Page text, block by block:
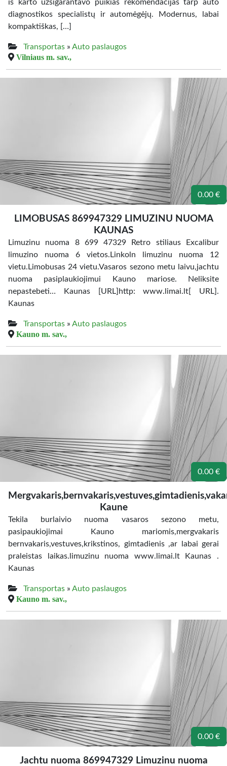
iš karto užsigarantavo puikias rekomendacijas tarp auto
diagnostikos specialistų ir automėgėjų. Modernus, labai
kompaktiškas, […]
Transportas » Auto paslaugos
Vilniaus m. sav.,
0.00 €
LIMOBUSAS 869947329 LIMUZINU NUOMA
KAUNAS
Limuzinu nuoma 8 699 47329 Retro stiliaus Excalibur
limuzino nuoma 6 vietos.Linkoln limuzinu nuoma 12
vietu.Limobusas 24 vietu.Vasaros sezono metu laivu,jachtu
nuoma pasiplaukiojimui Kauno mariose. Neliksite
nepastebeti… Kaunas [URL]http: www.limai.lt[ URL].
Kaunas
Transportas » Auto paslaugos
Kauno m. sav.,
0.00 €
Kaune
Tekila burlaivio nuoma vasaros sezono metu,
pasipaukiojimai Kauno mariomis,mergvakaris
bernvakaris,vestuves,krikstinos, gimtadienis ,ar labai gerai
praleistas laikas.limuzinu nuoma www.limai.lt Kaunas .
Kaunas
Transportas » Auto paslaugos
Kauno m. sav.,
0.00 €
Jachtu nuoma 869947329 Limuzinu nuoma